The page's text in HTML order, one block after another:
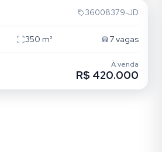
36008379-JD
350 m² 7vagas
À venda
R$ 420.000